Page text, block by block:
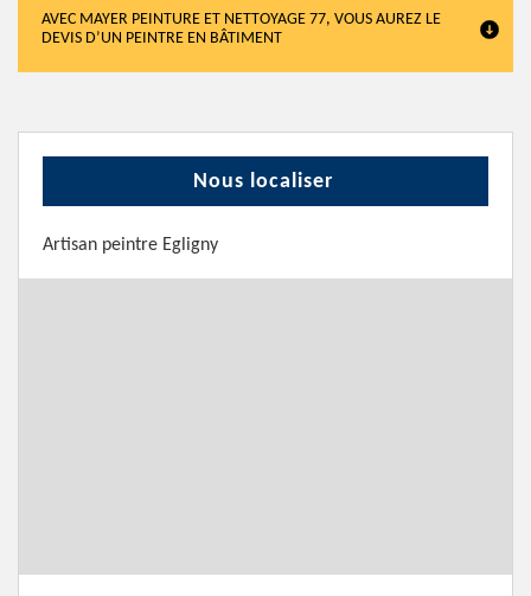
AVEC MAYER PEINTURE ET NETTOYAGE 77, VOUS AUREZ LE
DEVIS D’UN PEINTRE EN BÂTIMENT
Nous localiser
Artisan peintre Egligny